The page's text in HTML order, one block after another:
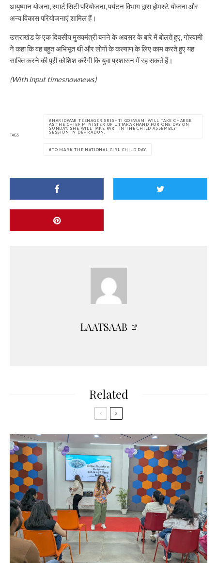
आयुष्मान योजना, स्मार्ट सिटी परियोजना, पर्यटन विभाग द्वारा होमस्टे योजना और
अन्य विकास परियोजनाएं शामिल हैं।
उत्तराखंड के एक दिवसीय मुख्यमंत्री बनने के अवसर के बारे में बोलते हुए, गोस्वामी
ने कहा कि वह बहुत अभिभूत थीं और लोगों के कल्याण के लिए काम करते हुए यह
साबित करने की पूरी कोशिश करेंगी कि युवा प्रशासन में रह सकते हैं।
(With input timesnownews)
TAGS
HARIDWAR TEENAGER SRISHTI GOSWAMI WILL TAKE CHARGE
AS THE CHIEF MINISTER OF UTTARAKHAND FOR ONE DAY ON
SUNDAY. SHE WILL TAKE PART IN THE CHILD ASSEMBLY
SESSION IN DEHRADUN.
TO MARK THE NATIONAL GIRL CHILD DAY
LAATSAAB
Related